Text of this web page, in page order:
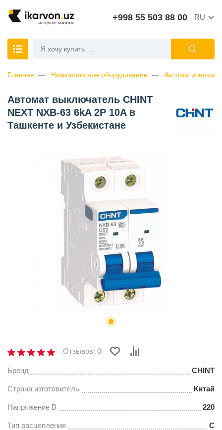
+998 55 503 88 00 RU
Главная Низковольтное оборудование Автоматические
Автомат выключатель CHINT
NEXT NXB-63 6kA 2P 10A в
Ташкенте и Узбекистане
Отзывов: 0
Бренд CHINT
Страна изготовитель Китай
Напряжение В 220
Тип расцепления С